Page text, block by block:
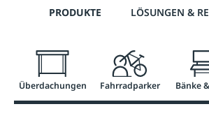
Zur Hauptnavigation springen
Telefon: 0800 / 100 49 02
PRODUKTE LÖSUNGEN &
Überdachungen Fahrradparker Bänke